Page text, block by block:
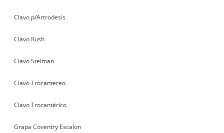
Clavo p/Artrodesis
Clavo Rush
Clavo Steiman
Clavo Trocantereo
Clavo Trocantérico
Grapa Coventry Escalon